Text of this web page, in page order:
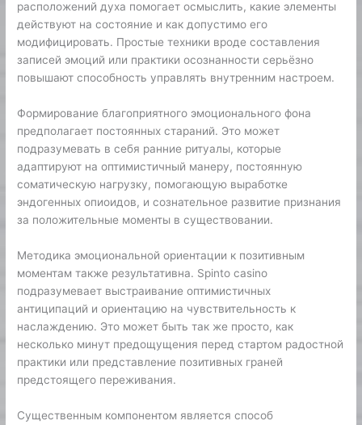
расположений духа помогает осмыслить, какие элементы
действуют на состояние и как допустимо его
модифицировать. Простые техники вроде составления
записей эмоций или практики осознанности серьёзно
повышают способность управлять внутренним настроем.
Формирование благоприятного эмоционального фона
предполагает постоянных стараний. Это может
подразумевать в себя ранние ритуалы, которые
адаптируют на оптимистичный манеру, постоянную
соматическую нагрузку, помогающую выработке
эндогенных опиоидов, и сознательное развитие признания
за положительные моменты в существовании.
Методика эмоциональной ориентации к позитивным
моментам также результативна. Spinto casino
подразумевает выстраивание оптимистичных
антиципаций и ориентацию на чувствительность к
наслаждению. Это может быть так же просто, как
несколько минут предощущения перед стартом радостной
практики или представление позитивных граней
предстоящего переживания.
Существенным компонентом является способ